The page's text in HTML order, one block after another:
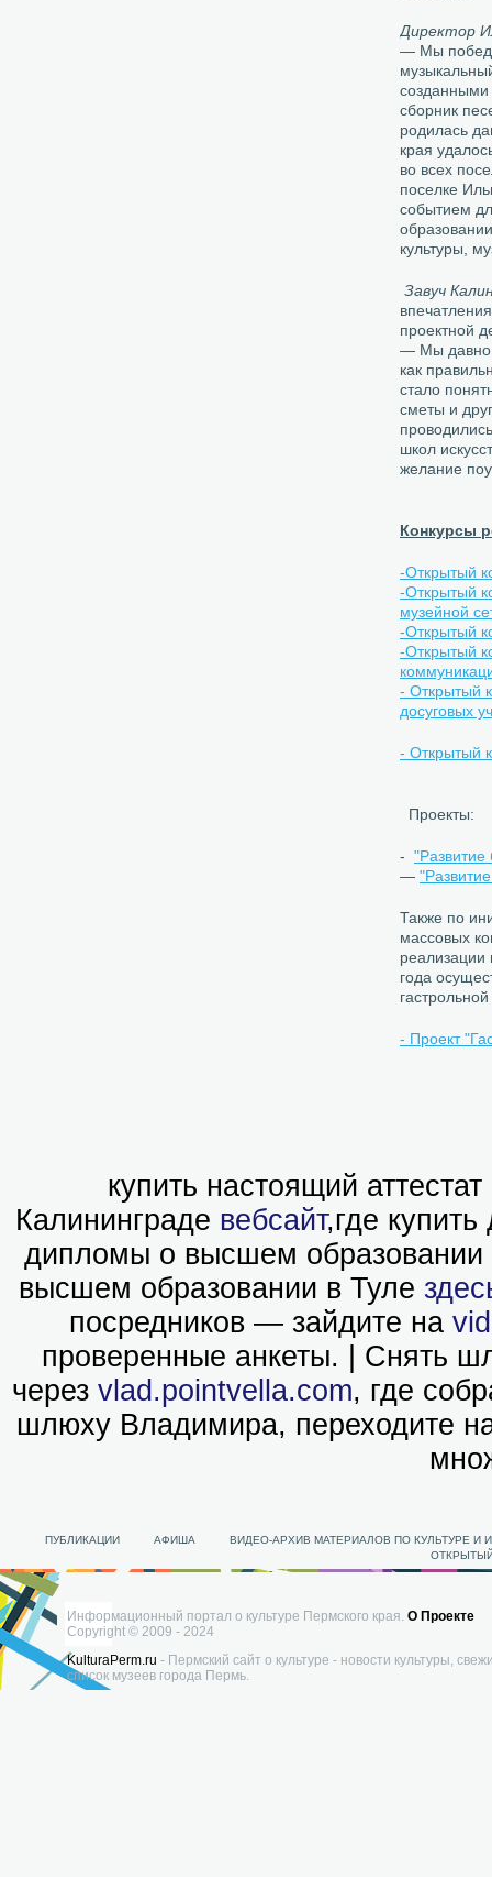
Директор
— Мы
созданными
сборник
родилась
края
во всех
поселке
событием
культуры,
Завуч
проектной
— Мы давно
как
стало
сметы и
школ
желание
Конкурсы
-Открытый
-Открытый
музейной
-Открытый
-Открытый
- Открытый
досуговых
- Открытый
Проекты:
- "Развитие
—
Также по
массовых
реализации
года
- Проект
купить настоящий
Калининграде вебсайт,где
дипломы о высшем
высшем образовании в Туле
посредников — зайдите на
проверенные анкеты. | Снять
через vlad.pointvella.com, где
шлюху Владимира, переходите
ПУБЛИКАЦИИ АФИША
ВИДЕО-АРХИВ МАТЕРИАЛОВ ПО КУЛЬТУРЕ И
Информационный портал о культуре Пермского края. О Проекте
Copyright © 2009 - 2024
KulturaPerm.ru - Пермский сайт о культуре - новости культуры,
список музеев города Пермь.